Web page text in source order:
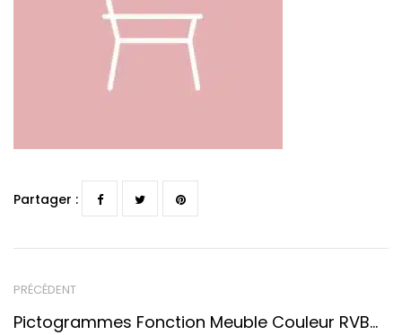
Partager :
PRÉCÉDENT
Pictogrammes Fonction Meuble Couleur RVB_Pliable